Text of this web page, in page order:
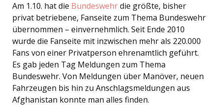
Am 1.10. hat die Bundeswehrdie größte, bisher
privat betriebene, Fanseite zum Thema Bundeswehr
übernommen – einvernehmlich. Seit Ende 2010
wurde die Fanseite mit inzwischen mehr als 220.000
Fans von einer Privatperson ehrenamtlich geführt.
Es gab jeden Tag Meldungen zum Thema
Bundeswehr. Von Meldungen über Manöver, neuen
Fahrzeugen bis hin zu Anschlagsmeldungen aus
Afghanistan konnte man alles finden.